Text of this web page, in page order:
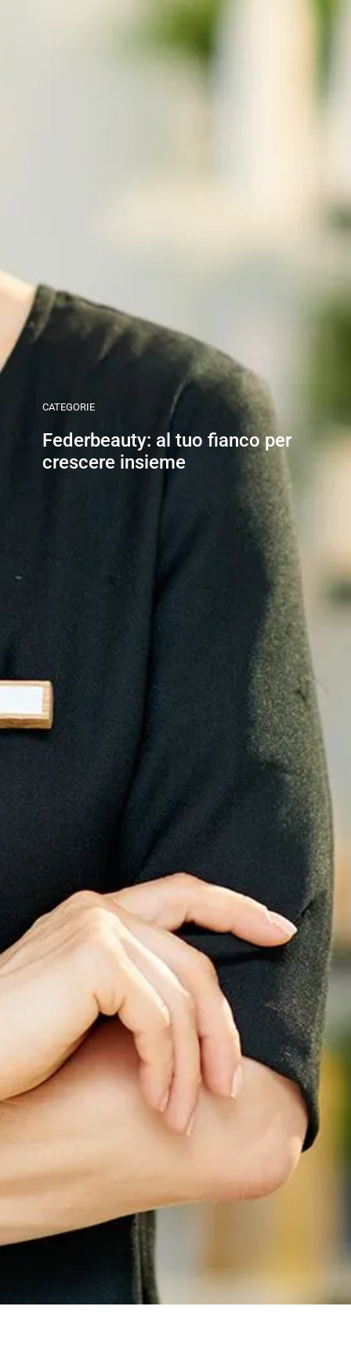
CATEGORIE
Federbeauty: al tuo fianco per
crescere insieme